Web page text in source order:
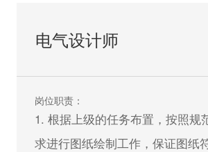
任职资格：
2. 景观项目经验丰富, 优秀的方案
电气设计师
岗位职责：
1. 根据上级的任务布置，按照规
求进行图纸绘制工作，保证图纸